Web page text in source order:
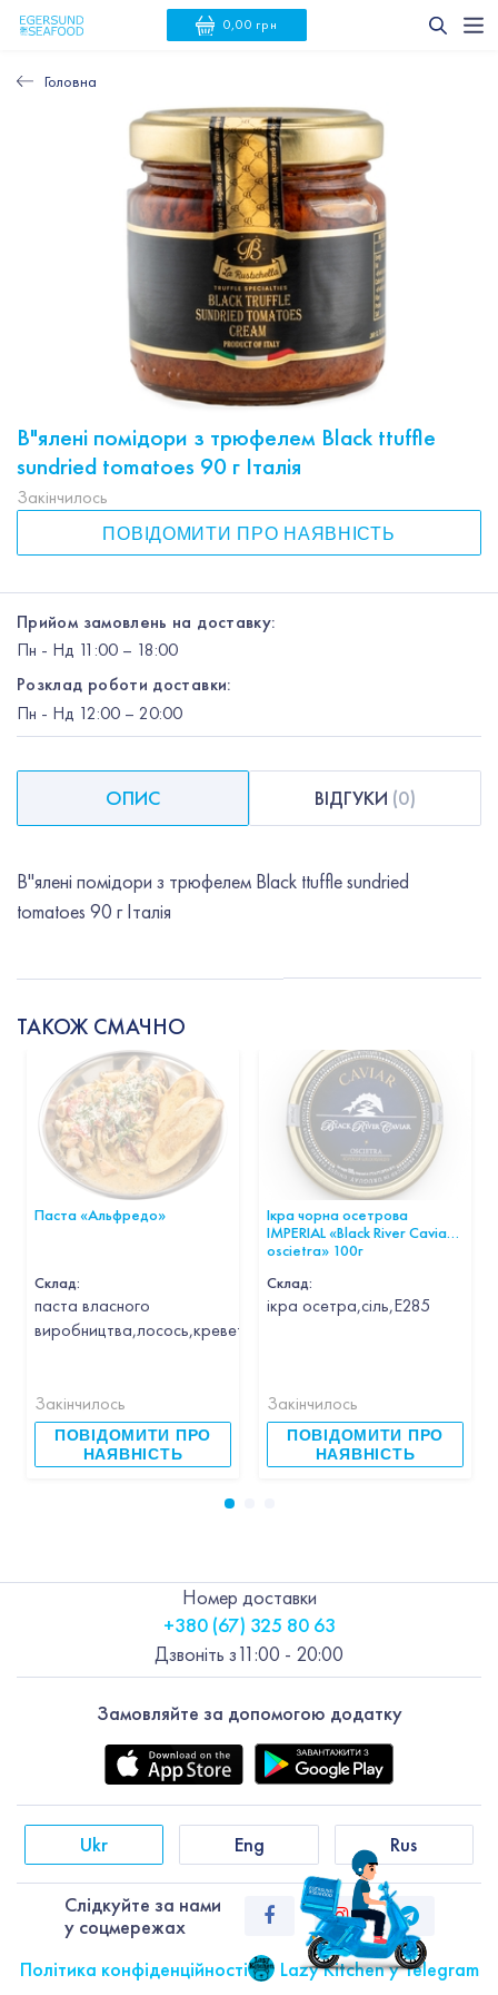
0,00 грн
Головна
В"ялені помідори з трюфелем Black ttuffle
sundried tomatoes 90 г Італія
Закінчилось
ПОВІДОМИТИ ПРО НАЯВНІСТЬ
Прийом замовлень на доставку:
Пн - Нд 11:00 – 18:00
Розклад роботи доставки:
Пн - Нд 12:00 – 20:00
ОПИС ВІДГУКИ (0)
В"ялені помідори з трюфелем Black ttuffle sundried
tomatoes 90 г Італія
ТАКОЖ СМАЧНО
Паста «Альфредо»
Склад:
паста власного
Закінчилось
ПОВІДОМИТИ ПРО
НАЯВНІСТЬ
Ікра чорна осетрова
IMPERIAL «Black River Caviar
oscietra» 100г
Склад:
ікра осетра,сіль,Е285
Закінчилось
ПОВІДОМИТИ ПРО
НАЯВНІСТЬ
Замовляйте за допомогою додатку
Слiдкуйте за нами
у соцмережах
Ukr Eng Rus
Номер доставки
+380 (67) 325 80 63
Дзвоніть з11:00 - 20:00
Політика конфіденційності Lazy Kitchen у Telegram